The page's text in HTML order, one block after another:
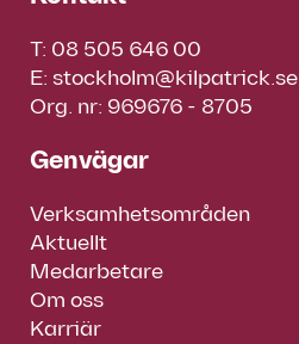
T: 08 505 646 00
E: stockholm@kilpatrick.se
Org. nr: 969676 - 8705
Genvägar
Verksamhetsområden
Aktuellt
Medarbetare
Om oss
Karriär